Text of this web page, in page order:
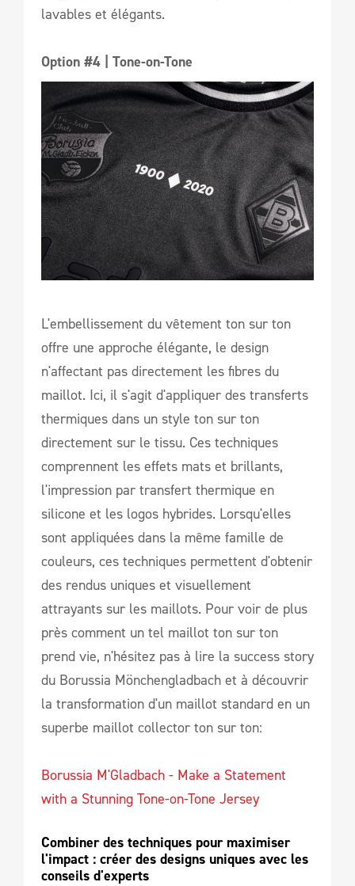
lavables et élégants.
Option #4 | Tone-on-Tone
L'embellissement du vêtement ton sur ton
offre une approche élégante, le design
n'affectant pas directement les fibres du
maillot. Ici, il s'agit d'appliquer des transferts
thermiques dans un style ton sur ton
directement sur le tissu. Ces techniques
comprennent les effets mats et brillants,
l'impression par transfert thermique en
silicone et les logos hybrides. Lorsqu'elles
sont appliquées dans la même famille de
couleurs, ces techniques permettent d'obtenir
des rendus uniques et visuellement
attrayants sur les maillots. Pour voir de plus
près comment un tel maillot ton sur ton
prend vie, n'hésitez pas à lire la success story
du Borussia Mönchengladbach et à découvrir
la transformation d'un maillot standard en un
superbe maillot collector ton sur ton:
Borussia M'Gladbach - Make a Statement
with a Stunning Tone-on-Tone Jersey
Combiner des techniques pour maximiser
l'impact : créer des designs uniques avec les
conseils d'experts